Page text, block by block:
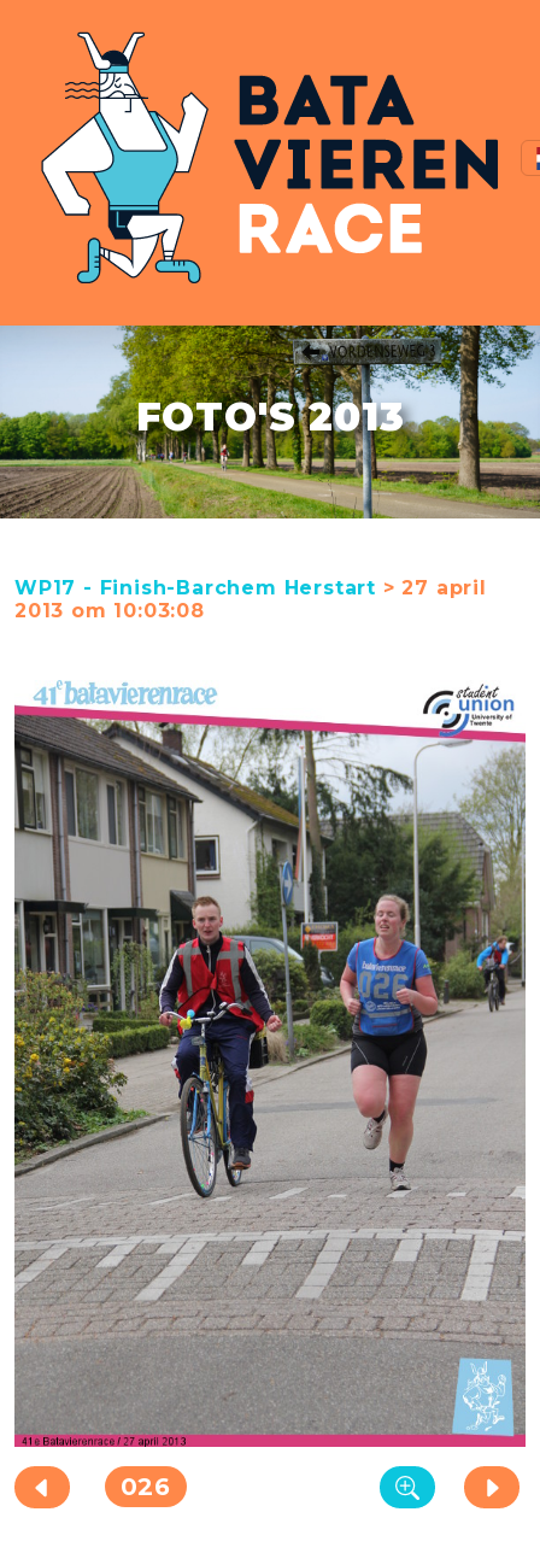
FOTO'S 2013
WP17 - Finish-Barchem Herstart > 27 april
2013 om 10:03:08
026